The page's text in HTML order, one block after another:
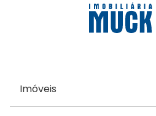
Imóveis